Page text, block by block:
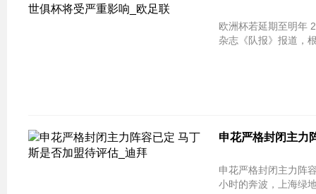
欧洲杯若延期至明年
杂志《队报》报道，
申花严格封闭主力
申花严格封闭主力阵容已定 马丁斯
小时的奔波，上海绿